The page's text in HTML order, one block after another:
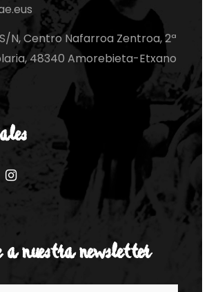
N, Centro Nafarroa Zentroa, 2ª
48340 Amorebieta-Etxano
a nuestra newsletter